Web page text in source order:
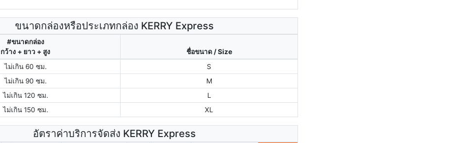
ขนาดกล่องหรือประเภทกล่อง KERRY Express
#ขนาดกล่อง
กว้าง + ยาว + สูง
ชื่อขนาด / Size
ไม่เกิน 60 ซม.
S
ไม่เกิน 90 ซม.
M
ไม่เกิน 120 ซม.
L
ไม่เกิน 150 ซม.
XL
อัตราค่าบริการจัดส่ง KERRY Express